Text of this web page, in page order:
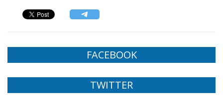
FACEBOOK
TWITTER